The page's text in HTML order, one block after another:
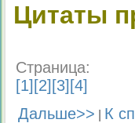
Цитаты
Страница:
[1][2][3][4]
Дальше>>
К